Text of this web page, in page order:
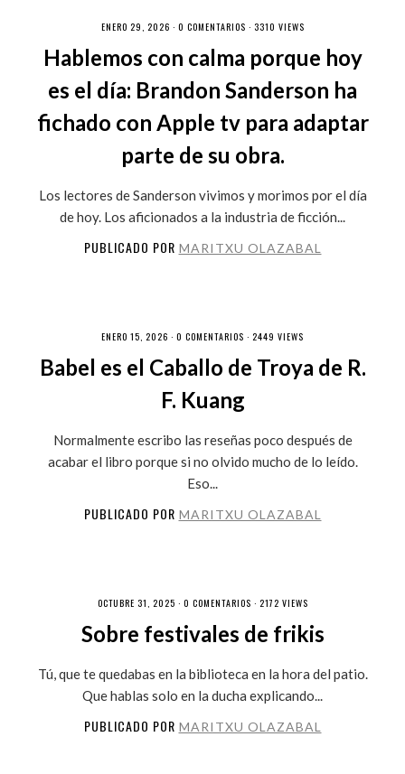
ENERO 29, 2026 · 0 COMENTARIOS · 3310 VIEWS
Hablemos con calma porque hoy
es el día: Brandon Sanderson ha
fichado con Apple tv para adaptar
parte de su obra.
Los lectores de Sanderson vivimos y morimos por el día
de hoy. Los aficionados a la industria de ficción...
PUBLICADO POR MARITXU OLAZABAL
ENERO 15, 2026 · 0 COMENTARIOS · 2449 VIEWS
Babel es el Caballo de Troya de R.
F. Kuang
Normalmente escribo las reseñas poco después de
acabar el libro porque si no olvido mucho de lo leído.
Eso...
PUBLICADO POR MARITXU OLAZABAL
OCTUBRE 31, 2025 · 0 COMENTARIOS · 2172 VIEWS
Sobre festivales de frikis
Tú, que te quedabas en la biblioteca en la hora del patio.
Que hablas solo en la ducha explicando...
PUBLICADO POR MARITXU OLAZABAL